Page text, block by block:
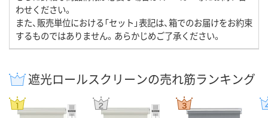
わせください。
また、販売単位における「セット」表記は、箱でのお届けをお約束
するものではありません。あらかじめご了承ください。
遮光ロールスクリーンの売れ筋ランキング